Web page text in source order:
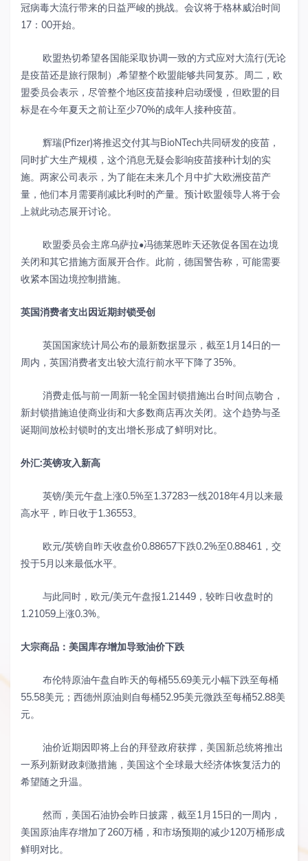
冠病毒大流行带来的日益严峻的挑战。会议将于格林威治时间
17：00开始。
欧盟热切希望各国能采取协调一致的方式应对大流行(无论
是疫苗还是旅行限制）,希望整个欧盟能够共同复苏。周二，欧
盟委员会表示，尽管整个地区疫苗接种启动缓慢，但欧盟的目
标是在今年夏天之前让至少70%的成年人接种疫苗。
辉瑞(Pfizer)将推迟交付其与BioNTech共同研发的疫苗，
同时扩大生产规模，这个消息无疑会影响疫苗接种计划的实
施。两家公司表示，为了能在未来几个月中扩大欧洲疫苗产
量，他们本月需要削减比利时的产量。预计欧盟领导人将于会
上就此动态展开讨论。
欧盟委员会主席乌萨拉•冯德莱恩昨天还敦促各国在边境
关闭和其它措施方面展开合作。此前，德国警告称，可能需要
收紧本国边境控制措施。
英国消费者支出因近期封锁受创
英国国家统计局公布的最新数据显示，截至1月14日的一
周内，英国消费者支出较大流行前水平下降了35%。
消费走低与前一周新一轮全国封锁措施出台时间点吻合，
新封锁措施迫使商业街和大多数商店再次关闭。这个趋势与圣
诞期间放松封锁时的支出增长形成了鲜明对比。
外汇:英镑攻入新高
英镑/美元午盘上涨0.5%至1.37283一线2018年4月以来最
高水平，昨日收于1.36553。
欧元/英镑自昨天收盘价0.88657下跌0.2%至0.88461，交
投于5月以来最低水平。
与此同时，欧元/美元午盘报1.21449，较昨日收盘时的
1.21059上涨0.3%。
大宗商品：美国库存增加导致油价下跌
布伦特原油午盘自昨天的每桶55.69美元小幅下跌至每桶
55.58美元；西德州原油则自每桶52.95美元微跌至每桶52.88美
元。
油价近期因即将上台的拜登政府获撑，美国新总统将推出
一系列新财政刺激措施，美国这个全球最大经济体恢复活力的
希望随之升温。
然而，美国石油协会昨日披露，截至1月15日的一周内，
美国原油库存增加了260万桶，和市场预期的减少120万桶形成
鲜明对比。